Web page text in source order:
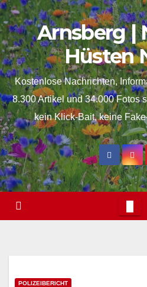
springen
Skip
to
content
Arnsberg |
Hüsten
Kostenlose Nachrichten,
8.300 Artikel und 34.000 Fotos
kein Klick-Bait, keine
POLIZEIBERICHT